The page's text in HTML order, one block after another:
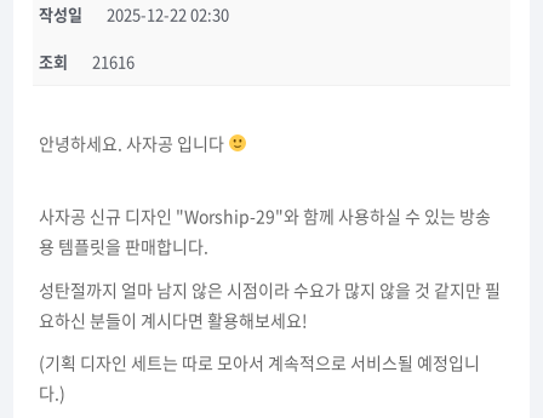
작성일 2025-12-22 02:30
조회 21616
안녕하세요. 사자공 입니다
사자공 신규 디자인 "Worship-29"와 함께 사용하실 수 있는 방송
용 템플릿을 판매합니다.
성탄절까지 얼마 남지 않은 시점이라 수요가 많지 않을 것 같지만 필
요하신 분들이 계시다면 활용해보세요!
(기획 디자인 세트는 따로 모아서 계속적으로 서비스될 예정입니
다.)